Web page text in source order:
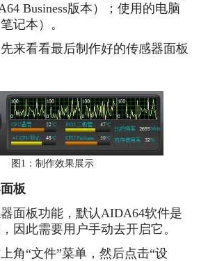
Business版本）；使用的电脑
记本）。
来看看最后制作好的传感器面板
图1：制作效果展示
板
面板功能，默认AIDA64软件是
因此需要用户手动去开启它。
角“文件”菜单，然后点击“设